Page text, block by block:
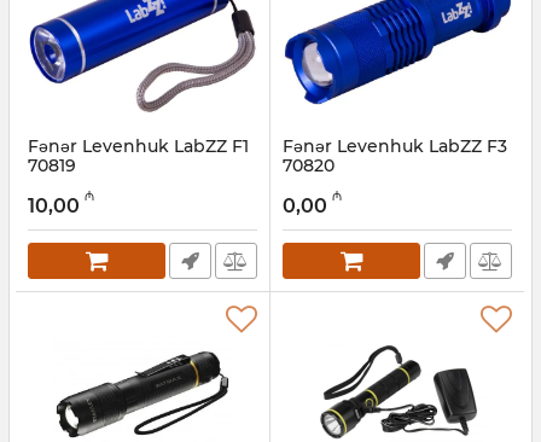
Fənər Levenhuk LabZZ F1
70819
017026298
10,00 ₼
Fənər Levenhuk LabZZ F3
70820
017026297
0,00 ₼